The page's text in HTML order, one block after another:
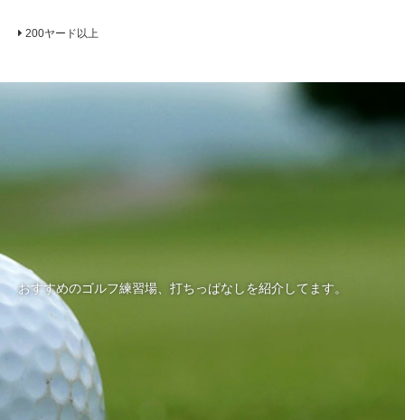
200ヤード以上
おすすめのゴルフ練習場、打ちっぱなしを紹介してます。